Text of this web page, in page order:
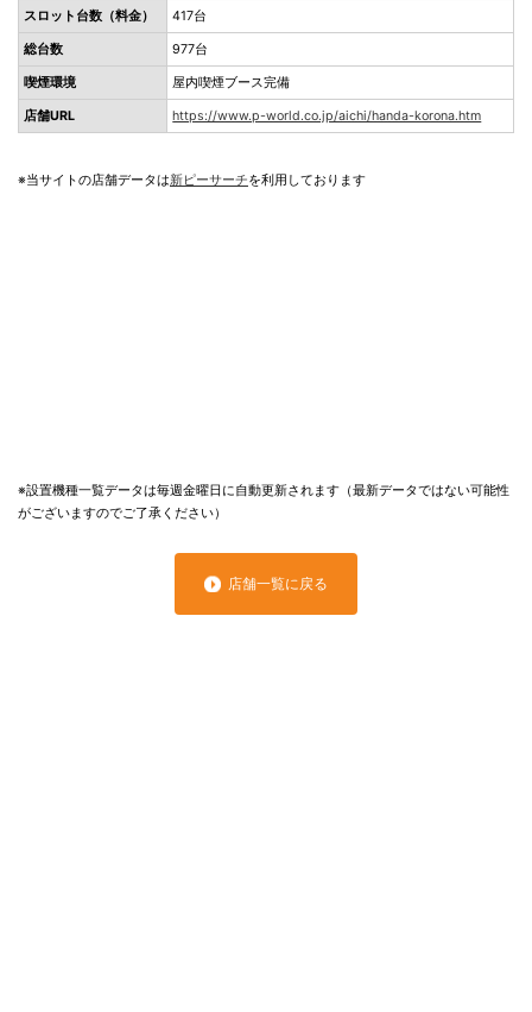
スロット台数（料金） 417台
総台数 977台
喫煙環境 屋内喫煙ブース完備
店舗URL https://www.p-world.co.jp/aichi/handa-korona.htm
※当サイトの店舗データは新ピーサーチを利用しております
※設置機種一覧データは毎週金曜日に自動更新されます（最新データではない可能性
がございますのでご了承ください）
店舗一覧に戻る